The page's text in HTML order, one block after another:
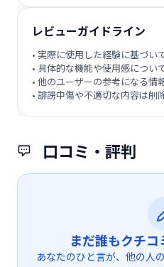
口コミ・評判
まだ誰もクチコ
あなたのひと言が、他の人
レビューガイドライン
• 実際に使用した経験に基づい
• 具体的な機能や使用感につい
• 他のユーザーの参考になる情
• 誹謗中傷や不適切な内容は削